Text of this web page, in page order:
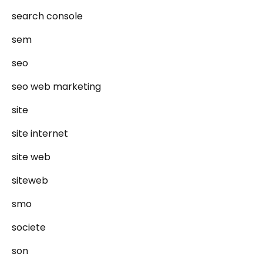
search console
sem
seo
seo web marketing
site
site internet
site web
siteweb
smo
societe
son